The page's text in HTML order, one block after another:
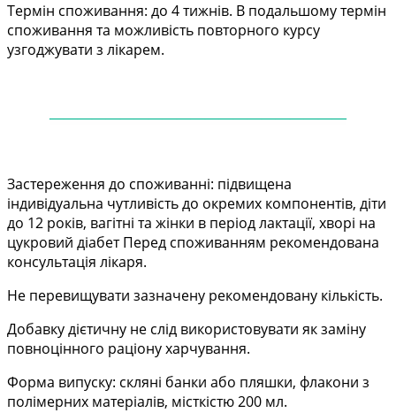
Термін споживання: до 4 тижнів. В подальшому термін
споживання та можливість повторного курсу
узгоджувати з лікарем.
—————————————————————
Застереження до споживанні: підвищена
індивідуальна чутливість до окремих компонентів, діти
до 12 років, вагітні та жінки в період лактації, хворі на
цукровий діабет Перед споживанням рекомендована
консультація лікаря.
Не перевищувати зазначену рекомендовану кількість.
Добавку дієтичну не слід використовувати як заміну
повноцінного раціону харчування.
Форма випуску: скляні банки або пляшки, флакони з
полімерних матеріалів, місткістю 200 мл.